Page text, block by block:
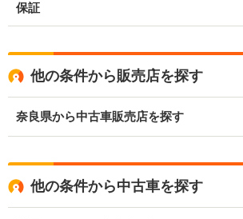
保証
他の条件から販売店を探す
奈良県から中古車販売店を探す
他の条件から中古車を探す